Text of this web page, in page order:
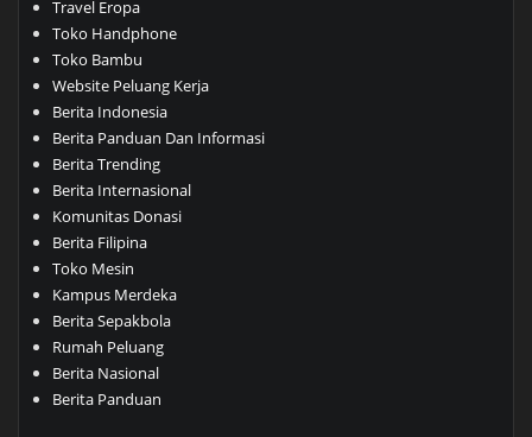
Travel Eropa
Toko Handphone
Toko Bambu
Website Peluang Kerja
Berita Indonesia
Berita Panduan Dan Informasi
Berita Trending
Berita Internasional
Komunitas Donasi
Berita Filipina
Toko Mesin
Kampus Merdeka
Berita Sepakbola
Rumah Peluang
Berita Nasional
Berita Panduan